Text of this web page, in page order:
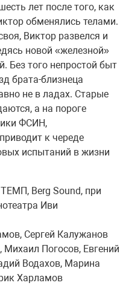
лет после того, как
обменялись телами.
Виктор развелся и
новой «железной»
Без того непростой быт
брата-близнеца
не в ладах. Старые
а на пороге
ФСИН,
к череде
испытаний в жизни
Berg Sound, при
Иви
Сергей Калужанов
Погосов, Евгений
Водахов, Марина
Харламов